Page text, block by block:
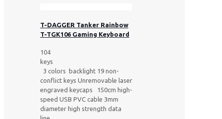
T-DAGGER Tanker Rainbow
T-TGK106 Gaming Keyboard
104
keys
3 colors backlight 19 non-
conflict keys Unremovable laser
engraved keycaps 150cm high-
speed USB PVC cable 3mm
diameter high strength data